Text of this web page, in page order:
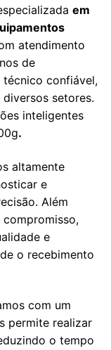
em
atendimento
de
técnico confiável,
setores.
inteligentes
.
altamente
e
Além
e
o recebimento
com um
permite realizar
o tempo